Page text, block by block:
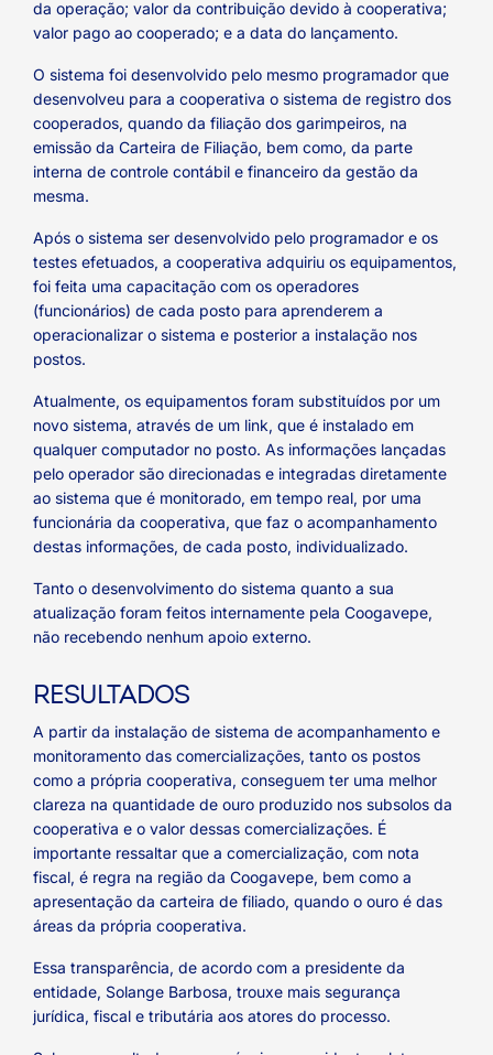
da operação; valor da contribuição devido à cooperativa;
valor pago ao cooperado; e a data do lançamento.
O sistema foi desenvolvido pelo mesmo programador que
desenvolveu para a cooperativa o sistema de registro dos
cooperados, quando da filiação dos garimpeiros, na
emissão da Carteira de Filiação, bem como, da parte
interna de controle contábil e financeiro da gestão da
mesma.
Após o sistema ser desenvolvido pelo programador e os
testes efetuados, a cooperativa adquiriu os equipamentos,
foi feita uma capacitação com os operadores
(funcionários) de cada posto para aprenderem a
operacionalizar o sistema e posterior a instalação nos
postos.
Atualmente, os equipamentos foram substituídos por um
novo sistema, através de um link, que é instalado em
qualquer computador no posto. As informações lançadas
pelo operador são direcionadas e integradas diretamente
ao sistema que é monitorado, em tempo real, por uma
funcionária da cooperativa, que faz o acompanhamento
destas informações, de cada posto, individualizado.
Tanto o desenvolvimento do sistema quanto a sua
atualização foram feitos internamente pela Coogavepe,
não recebendo nenhum apoio externo.
RESULTADOS
A partir da instalação de sistema de acompanhamento e
monitoramento das comercializações, tanto os postos
como a própria cooperativa, conseguem ter uma melhor
clareza na quantidade de ouro produzido nos subsolos da
cooperativa e o valor dessas comercializações. É
importante ressaltar que a comercialização, com nota
fiscal, é regra na região da Coogavepe, bem como a
apresentação da carteira de filiado, quando o ouro é das
áreas da própria cooperativa.
Essa transparência, de acordo com a presidente da
entidade, Solange Barbosa, trouxe mais segurança
jurídica, fiscal e tributária aos atores do processo.